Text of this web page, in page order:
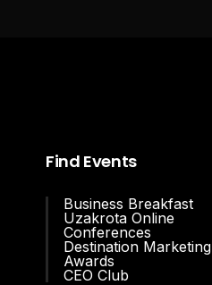
Find Events
Business Breakfast
Uzakrota Online
Conferences
Destination Marketing
Awards
CEO Club